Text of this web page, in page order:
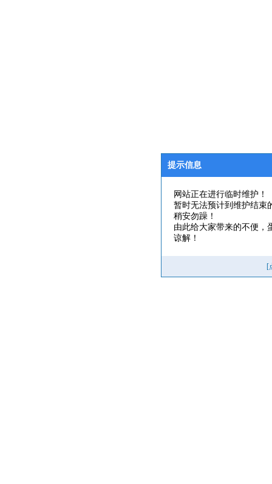
提示信息
网站正在进行临时维护！
暂时无法预计到维护结束
稍安勿躁！
由此给大家带来的不便，
谅解！
[